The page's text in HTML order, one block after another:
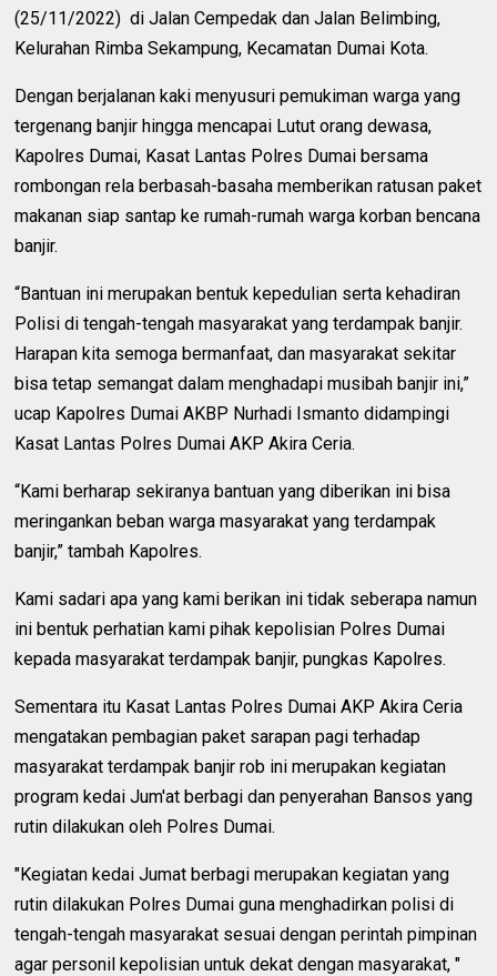
(25/11/2022) di Jalan Cempedak dan Jalan Belimbing,
Kelurahan Rimba Sekampung, Kecamatan Dumai Kota.
Dengan berjalanan kaki menyusuri pemukiman warga yang
tergenang banjir hingga mencapai Lutut orang dewasa,
Kapolres Dumai, Kasat Lantas Polres Dumai bersama
rombongan rela berbasah-basaha memberikan ratusan paket
makanan siap santap ke rumah-rumah warga korban bencana
banjir.
“Bantuan ini merupakan bentuk kepedulian serta kehadiran
Polisi di tengah-tengah masyarakat yang terdampak banjir.
Harapan kita semoga bermanfaat, dan masyarakat sekitar
bisa tetap semangat dalam menghadapi musibah banjir ini,”
ucap Kapolres Dumai AKBP Nurhadi Ismanto didampingi
Kasat Lantas Polres Dumai AKP Akira Ceria.
“Kami berharap sekiranya bantuan yang diberikan ini bisa
meringankan beban warga masyarakat yang terdampak
banjir,” tambah Kapolres.
Kami sadari apa yang kami berikan ini tidak seberapa namun
ini bentuk perhatian kami pihak kepolisian Polres Dumai
kepada masyarakat terdampak banjir, pungkas Kapolres.
Sementara itu Kasat Lantas Polres Dumai AKP Akira Ceria
mengatakan pembagian paket sarapan pagi terhadap
masyarakat terdampak banjir rob ini merupakan kegiatan
program kedai Jum'at berbagi dan penyerahan Bansos yang
rutin dilakukan oleh Polres Dumai.
"Kegiatan kedai Jumat berbagi merupakan kegiatan yang
rutin dilakukan Polres Dumai guna menghadirkan polisi di
tengah-tengah masyarakat sesuai dengan perintah pimpinan
agar personil kepolisian untuk dekat dengan masyarakat, "